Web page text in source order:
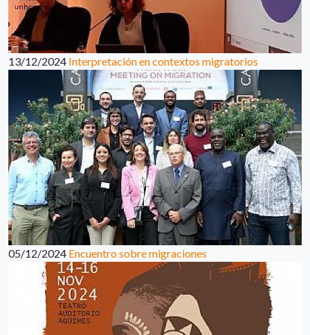
13/12/2024 Interpretación en contextos migratorios
05/12/2024 Encuentro sobre migraciones